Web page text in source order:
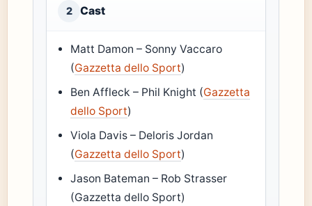
2 Cast
Matt Damon – Sonny Vaccaro
(Gazzetta dello Sport)
Ben Affleck – Phil Knight (Gazzetta
dello Sport)
Viola Davis – Deloris Jordan
(Gazzetta dello Sport)
Jason Bateman – Rob Strasser
(Gazzetta dello Sport)